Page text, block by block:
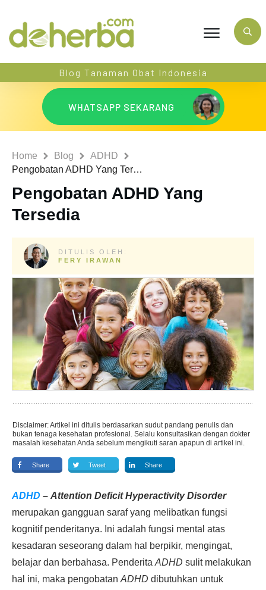
Blog Tanaman Obat Indonesia
WHATSAPP SEKARANG
Home Blog
ADHD
Pengobatan ADHD Yang Tersedia
Pengobatan ADHD Yang
Tersedia
DITULIS OLEH:
FERY IRAWAN
Disclaimer: Artikel ini ditulis berdasarkan sudut pandang penulis dan
bukan tenaga kesehatan profesional. Selalu konsultasikan dengan dokter
masalah kesehatan Anda sebelum mengikuti saran apapun di artikel ini.
Share Tweet Share
ADHD – Attention Deficit Hyperactivity Disorder
merupakan gangguan saraf yang melibatkan fungsi
kognitif penderitanya. Ini adalah fungsi mental atas
kesadaran seseorang dalam hal berpikir, mengingat,
belajar dan berbahasa. Penderita ADHD sulit melakukan
hal ini, maka pengobatan ADHD dibutuhkan untuk